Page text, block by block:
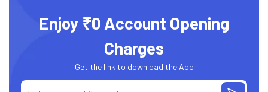
Enjoy ₹0 Account Opening
Charges
Get the link to download the App